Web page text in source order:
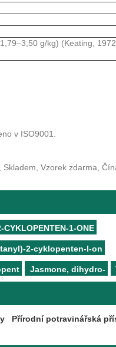
g/kg) (Keating,
v ISO9001.
Vzorek zdarma,
1-ONE
2-cyklopenten-l-on
Jasmone, dihydro-
Přírodní potravinářská